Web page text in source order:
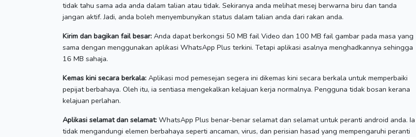
tidak tahu sama ada anda dalam talian atau tidak. Sekiranya anda melihat mesej berwarna biru dan tanda
jangan aktif.Jadi, anda boleh menyembunyikan status dalam talian anda dari rakan anda.
Kirim dan bagikan fail besar: Anda dapat berkongsi 50 MB fail Video dan 100 MB fail gambar pada masa yang
sama dengan menggunakan aplikasi WhatsApp Plus terkini. Tetapi aplikasi asalnya menghadkannya sehingga
16 MB sahaja.
Kemas kini secara berkala: Aplikasi mod pemesejan segera ini dikemas kini secara berkala untuk memperbaiki
pepijat berbahaya. Oleh itu, ia sentiasa mengekalkan kelajuan kerja normalnya. Pengguna tidak bosan kerana
kelajuan perlahan.
Aplikasi selamat dan selamat: WhatsApp Plus benar-benar selamat dan selamat untuk peranti android anda. Ia
tidak mengandungi elemen berbahaya seperti ancaman, virus, dan perisian hasad yang mempengaruhi peranti